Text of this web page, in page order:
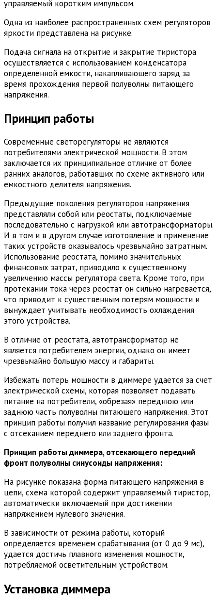
управляемый коротким импульсом.
Одна из наиболее распространенных схем регуляторов
яркости представлена на рисунке.
Подача сигнала на открытие и закрытие тиристора
осуществляется с использованием конденсатора
определенной емкости, накапливающего заряд за
время прохождения первой полуволны питающего
напряжения.
Принцип работы
Современные светорегуляторы не являются
потребителями электрической мощности. В этом
заключается их принципиальное отличие от более
ранних аналогов, работавших по схеме активного или
емкостного делителя напряжения.
Предыдущие поколения регуляторов напряжения
представляли собой или реостаты, подключаемые
последовательно с нагрузкой или автотрансформаторы.
И в том и в другом случае изготовление и применение
таких устройств оказывалось чрезвычайно затратным.
Использование реостата, помимо значительных
финансовых затрат, приводило к существенному
увеличению массы регулятора света. Кроме того, при
протекании тока через реостат он сильно нагревается,
что приводит к существенным потерям мощности и
вынуждает учитывать необходимость охлаждения
этого устройства.
В отличие от реостата, автотрансформатор не
является потребителем энергии, однако он имеет
чрезвычайно большую массу и габариты.
Избежать потерь мощности в диммере удается за счет
электрической схемы, которая позволяет подавать
питание на потребители, «обрезая» переднюю или
заднюю часть полуволны питающего напряжения. Этот
принцип работы получил название регулирования фазы
с отсеканием переднего или заднего фронта.
Принцип работы диммера, отсекающего передний
фронт полуволны синусоиды напряжения:
На рисунке показана форма питающего напряжения в
цепи, схема которой содержит управляемый тиристор,
автоматически включаемый при достижении
напряжением нулевого значения.
В зависимости от режима работы, который
определяется временем срабатывания (от 0 до 9 мс),
удается достичь плавного изменения мощности,
потребляемой осветительным устройством.
Установка диммера